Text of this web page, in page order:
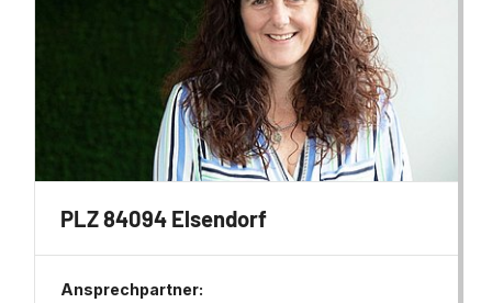
PLZ 84094 Elsendorf
Ansprechpartner: